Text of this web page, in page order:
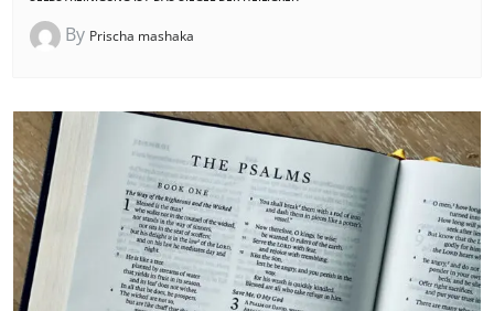
By Prischa mashaka